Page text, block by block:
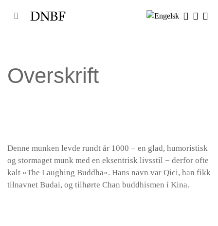
content
Overskrift
Denne munken levde rundt år 1000 − en glad, humoristisk
og stormaget munk med en eksentrisk livsstil − derfor ofte
kalt «The Laughing Buddha». Hans navn var Qici, han fikk
tilnavnet Budai, og tilhørte Chan buddhismen i Kina.